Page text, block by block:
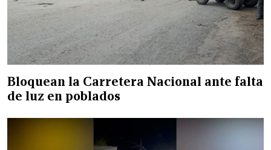
Bloquean la Carretera Nacional ante falta
de luz en poblados